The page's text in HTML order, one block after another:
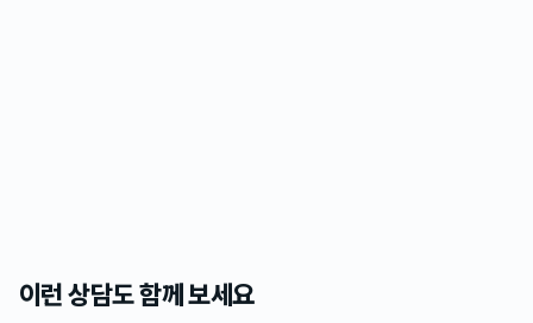
이런 상담도 함께 보세요